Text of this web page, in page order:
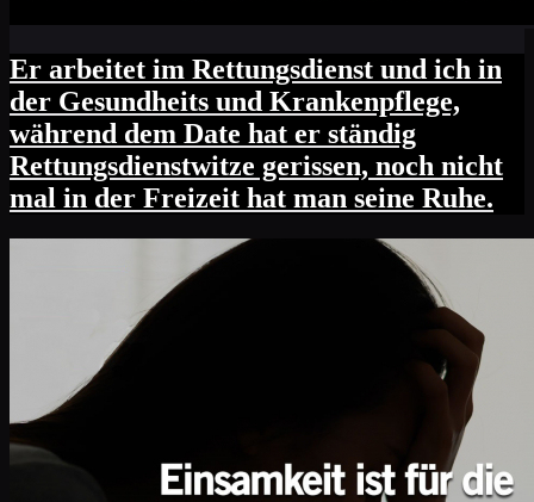
Er arbeitet im Rettungsdienst und ich in
der Gesundheits und Krankenpflege,
während dem Date hat er ständig
Rettungsdienstwitze gerissen, noch nicht
mal in der Freizeit hat man seine Ruhe.